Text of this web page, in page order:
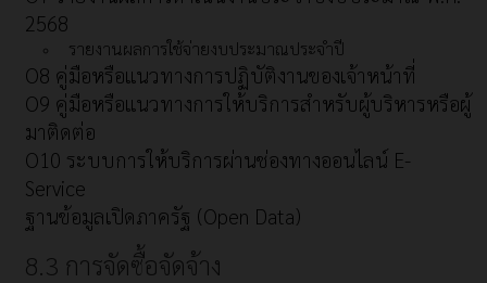
2568
รายงานผลการใช้จ่ายงบประมาณประจำปี
O8 คู่มือหรือแนวทางการปฏิบัติงานของเจ้าหน้าที่
O9 คู่มือหรือแนวทางการให้บริการสำหรับผู้บริหารหรือผู้
มาติดต่อ
O10 ระบบการให้บริการผ่านช่องทางออนไลน์ E-
Service
ฐานข้อมูลเปิดภาครัฐ (Open Data)
8.3 การจัดซื้อจัดจ้าง